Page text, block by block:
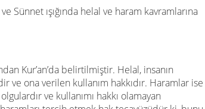
Sünnet ışığında helal ve haram kavramlarına
Kur’an’da belirtilmiştir. Helal, insanın
ve ona verilen kullanım hakkıdır. Haramlar ise
ve kullanımı hakkı olamayan